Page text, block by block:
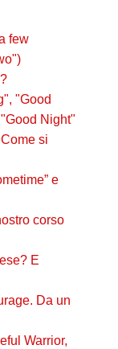
few
"Good
Night"
si
e
corso
E
Da un
Warrior,